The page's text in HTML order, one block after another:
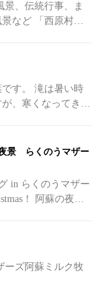
景、伝統行事、ま
など 「西原村に
す。 滝は暑い時
、寒くなってきた
景 らくのうマザー
in らくのうマザー
！ 阿蘇の夜を
ズ阿蘇ミルク牧